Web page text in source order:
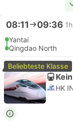
08:11 09:36
Yantai
Qingdao North
Beliebteste Klasse
HK